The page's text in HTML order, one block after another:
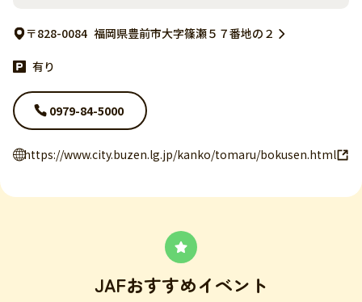
〒828-0084 福岡県豊前市大字篠瀬５７番地の２
有り
0979-84-5000
https://www.city.buzen.lg.jp/kanko/tomaru/bokusen.html
JAFおすすめイベント